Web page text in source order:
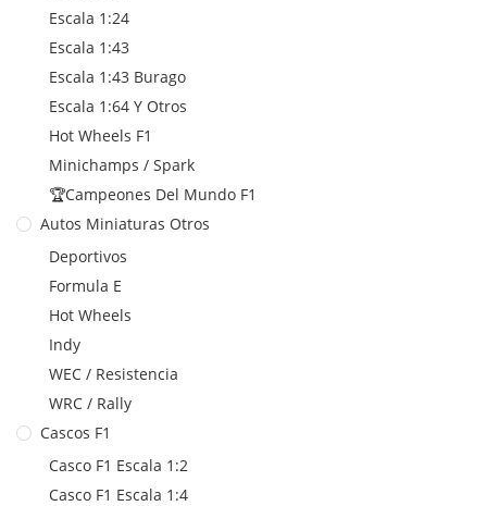
Escala 1:24
Escala 1:43
Escala 1:43 Burago
Escala 1:64 Y Otros
Hot Wheels F1
Minichamps / Spark
🏆Campeones Del Mundo F1
Autos Miniaturas Otros
Deportivos
Formula E
Hot Wheels
Indy
WEC / Resistencia
WRC / Rally
Cascos F1
Casco F1 Escala 1:2
Casco F1 Escala 1:4